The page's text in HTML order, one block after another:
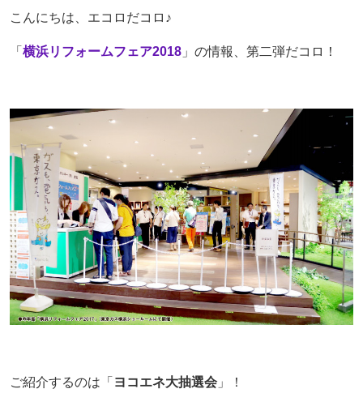
法人のお客さま
会社案内
ヨコエネ公式ブログ
店舗・事業所案内
お問い合わせ
こんにちは、エコロだコロ♪
「 横浜リフォームフェア2018」の情報、第二弾だコロ！
ご紹介するのは「 ヨコエネ大抽選会」！